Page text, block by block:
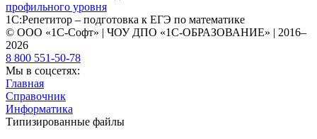
1С:Репетитор – подготовка к ЕГЭ по математике
© ООО «1С-Софт» | ЧОУ ДПО «1С-ОБРАЗОВАНИЕ» | 2016–
2026
8 800 551-50-78
Мы в соцсетях:
Главная
Справочник
Информатика
Типизированные файлы